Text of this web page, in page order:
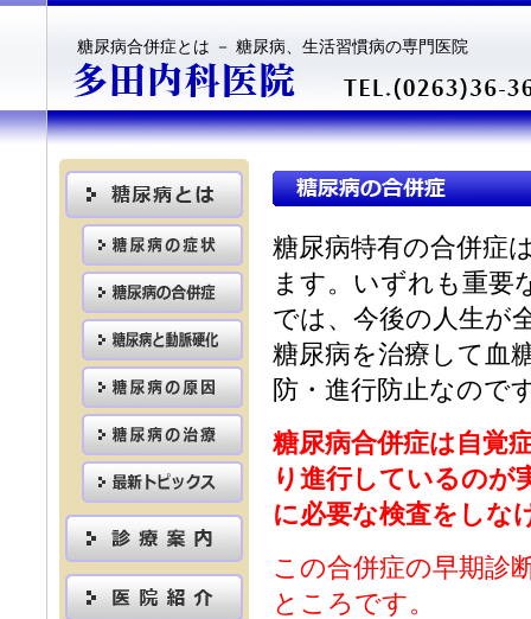
糖尿病合併症とは － 糖尿病、生活習慣病の専門医院
糖尿病特有の合併症
ます。いずれも重要
では、今後の人生が
糖尿病を治療して血
防・進行防止なので
糖尿病合併症は自覚
り進行しているのが
に必要な検査をしな
この合併症の早期診
ところです。